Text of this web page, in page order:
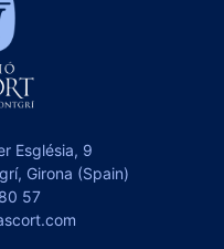
Església, 9
Girona (Spain)
57